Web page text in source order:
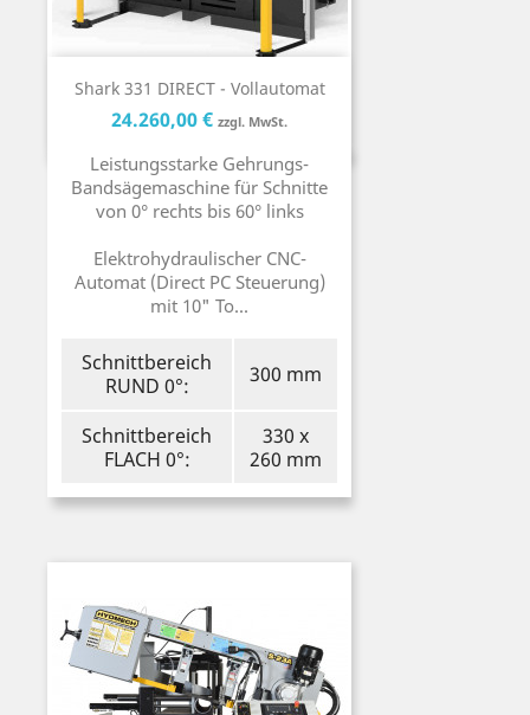
Shark 331 DIRECT - Vollautomat
Preis
24.260,00 € zzgl. MwSt.Preis
Leistungsstarke Gehrungs-
Bandsägemaschine für Schnitte
von 0° rechts bis 60° links
Elektrohydraulischer CNC-
Automat (Direct PC Steuerung)
mit 10" To...
Schnittbereich
RUND 0°:
300 mm
Schnittbereich
FLACH 0°:
330 x
260 mm